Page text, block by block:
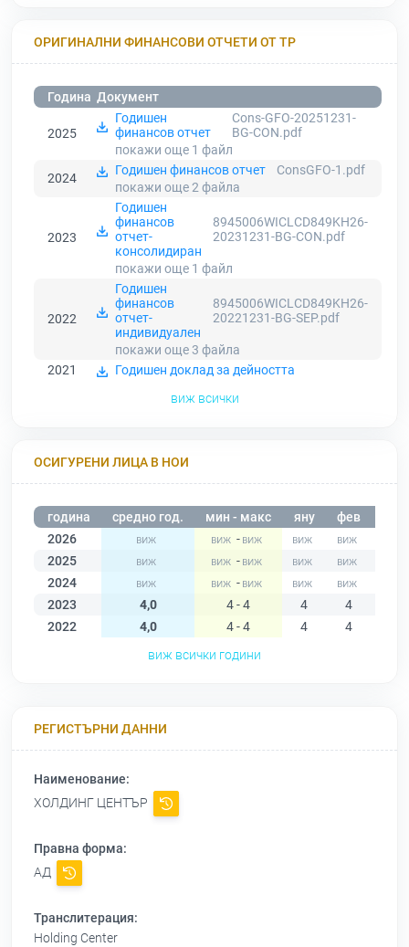
ОРИГИНАЛНИ ФИНАНСОВИ ОТЧЕТИ ОТ ТР
Година Документ
2025
Годишен
финансов отчет
Cons-GFO-20251231-
BG-CON.pdf
покажи още 1 файл
2024
Годишен финансов отчет
ConsGFO-1.pdf
покажи още 2файла
2023
Годишен
финансов
отчет-
консолидиран
8945006WICLCD849KH26-
20231231-BG-CON.pdf
покажи още 1 файл
2022
Годишен
финансов
отчет-
индивидуален
8945006WICLCD849KH26-
20221231-BG-SEP.pdf
покажи още 3 файла
2021
Годишен доклад за дейността
виж всички
ОСИГУРЕНИ ЛИЦА В НОИ
година средно год. мин - макс яну фев
2026
-
2025
-
2024
-
2023
4,0 4 - 4 4 4
2022
4,0 4 - 4 4 4
виж всички години
РЕГИСТЪРНИ ДАННИ
Наименование:
ХОЛДИНГ ЦЕНТЪР
Правна форма:
АД
Транслитерация:
Holding Center